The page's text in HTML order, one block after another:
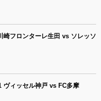
崎フロンターレ生田 vs ソレッソ
ヴィッセル神戸 vs FC多摩